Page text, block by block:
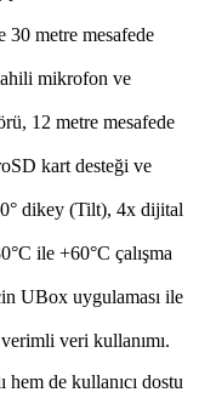
30 metre mesafede
mikrofon ve
12 metre mesafede
kart desteği ve
dikey (Tilt), 4x dijital
ile +60°C çalışma
UBox uygulaması ile
veri kullanımı.
de kullanıcı dostu